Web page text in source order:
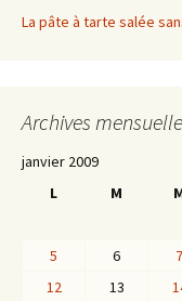
La pâte à tarte salée
Archives
janvier 2009
L
M
5
6 7
12
13